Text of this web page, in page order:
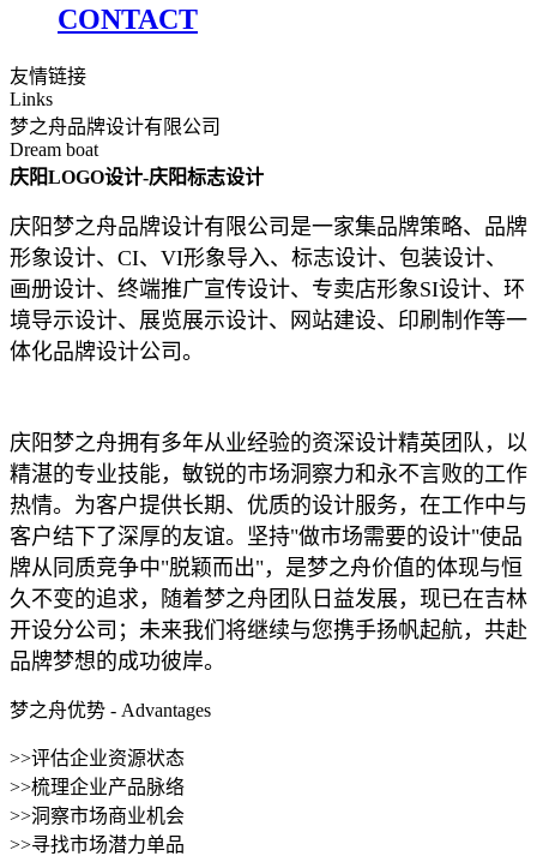
CONTACT
友情链接
Links
梦之舟品牌设计有限公司
Dream boat
庆阳LOGO设计-庆阳标志设计
庆阳梦之舟品牌设计有限公司是一家集品牌策略、品牌
形象设计、CI、VI形象导入、标志设计、包装设计、
画册设计、终端推广宣传设计、专卖店形象SI设计、环
境导示设计、展览展示设计、网站建设、印刷制作等一
体化品牌设计公司。
庆阳梦之舟拥有多年从业经验的资深设计精英团队，以
精湛的专业技能，敏锐的市场洞察力和永不言败的工作
热情。为客户提供长期、优质的设计服务，在工作中与
客户结下了深厚的友谊。坚持"做市场需要的设计"使品
牌从同质竞争中"脱颖而出"，是梦之舟价值的体现与恒
久不变的追求，随着梦之舟团队日益发展，现已在吉林
开设分公司；未来我们将继续与您携手扬帆起航，共赴
品牌梦想的成功彼岸。
梦之舟优势 - Advantages
>>评估企业资源状态
>>梳理企业产品脉络
>>洞察市场商业机会
>>寻找市场潜力单品